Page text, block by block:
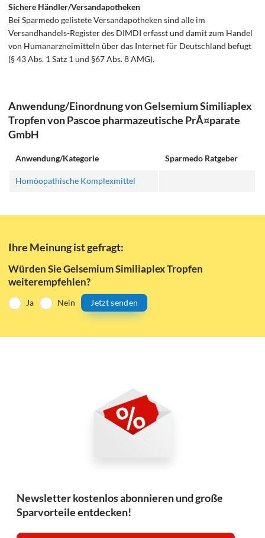
Sichere Händler/Versandapotheken
Bei Sparmedo gelistete Versandapotheken sind alle im
Versandhandels-Register des DIMDI erfasst und damit zum Handel
von Humanarzneimitteln über das Internet für Deutschland befugt
(§ 43 Abs. 1 Satz 1 und §67 Abs. 8 AMG).
Anwendung/Einordnung von Gelsemium Similiaplex
Tropfen von Pascoe pharmazeutische PrÃ¤parate
GmbH
Anwendung/Kategorie Sparmedo Ratgeber
Homöopathische Komplexmittel
Ihre Meinung ist gefragt:
Würden Sie Gelsemium Similiaplex Tropfen
weiterempfehlen?
Ja Nein Jetzt senden
Newsletter kostenlos abonnieren und große
Sparvorteile entdecken!